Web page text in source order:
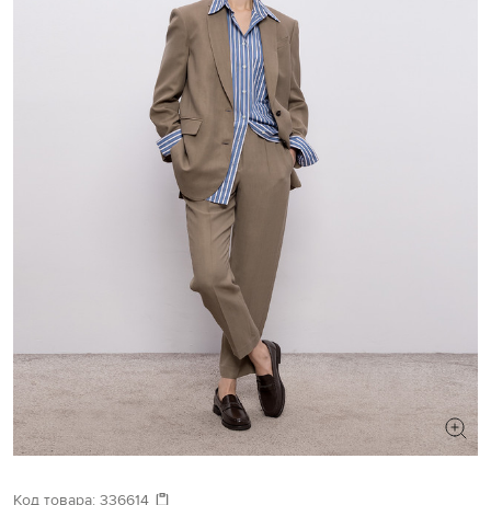
Давайте подберем что-то еще
Код товара: 336614